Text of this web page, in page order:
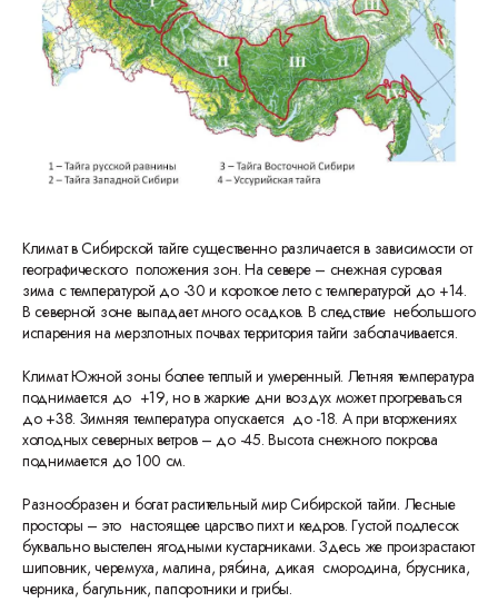
Климат в Сибирской тайге существенно различается в зависимости от
географического положения зон. На севере – снежная суровая
зима с температурой до -30 и короткое лето с температурой до +14.
В северной зоне выпадает много осадков. В следствие небольшого
испарения на мерзлотных почвах территория тайги заболачивается.
Климат Южной зоны более теплый и умеренный. Летняя температура
поднимается до +19, но в жаркие дни воздух может прогреваться
до +38. Зимняя температура опускается до -18. А при вторжениях
холодных северных ветров – до -45. Высота снежного покрова
поднимается до 100 см.
Разнообразен и богат растительный мир Сибирской тайги. Лесные
просторы – это настоящее царство пихт и кедров. Густой подлесок
буквально выстелен ягодными кустарниками. Здесь же произрастают
шиповник, черемуха, малина, рябина, дикая смородина, брусника,
черника, багульник, папоротники и грибы.